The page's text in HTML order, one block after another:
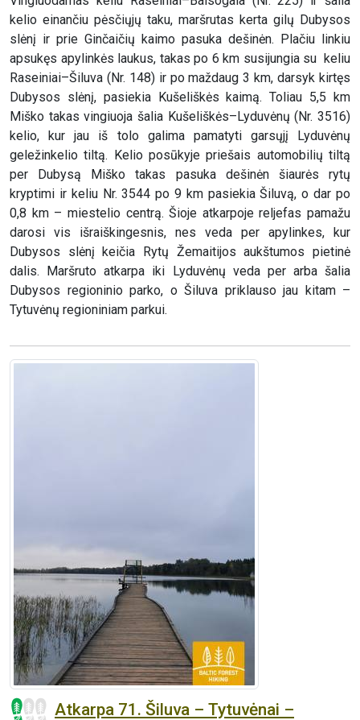
kelio einančiu pėsčiųjų taku, maršrutas kerta gilų Dubysos
slėnį ir prie Ginčaičių kaimo pasuka dešinėn. Plačiu linkiu
apsukęs apylinkės laukus, takas po 6 km susijungia su keliu
Raseiniai–Šiluva (Nr. 148) ir po maždaug 3 km, darsyk kirtęs
Dubysos slėnį, pasiekia Kušeliškės kaimą. Toliau 5,5 km
Miško takas vingiuoja šalia Kušeliškės–Lyduvėnų (Nr. 3516)
kelio, kur jau iš tolo galima pamatyti garsųjį Lyduvėnų
geležinkelio tiltą. Kelio posūkyje priešais automobilių tiltą
per Dubysą Miško takas pasuka dešinėn šiaurės rytų
kryptimi ir keliu Nr. 3544 po 9 km pasiekia Šiluvą, o dar po
0,8 km – miestelio centrą. Šioje atkarpoje reljefas pamažu
darosi vis išraiškingesnis, nes veda per apylinkes, kur
Dubysos slėnį keičia Rytų Žemaitijos aukštumos pietinė
dalis. Maršruto atkarpa iki Lyduvėnų veda per arba šalia
Dubysos regioninio parko, o Šiluva priklauso jau kitam –
Tytuvėnų regioniniam parkui.
Atkarpa 71. Šiluva – Tytuvėnai –